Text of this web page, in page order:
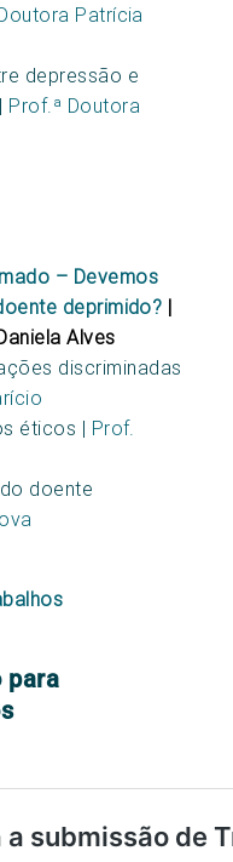
Patrícia
depressão e
Prof.ª Doutora
– Devemos
deprimido? |
Alves
discriminadas
éticos | Prof.
doente
para